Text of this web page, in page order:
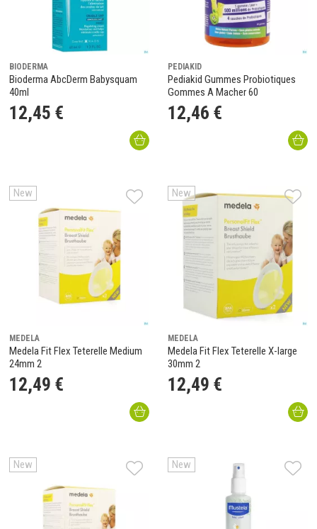
BIODERMA
Bioderma AbcDerm Babysquam
40ml
12,45 €
PEDIAKID
Pediakid Gummes Probiotiques
Gommes A Macher 60
12,46 €
New
MEDELA
Medela Fit Flex Teterelle Medium
24mm 2
12,49 €
New
MEDELA
Medela Fit Flex Teterelle X-large
30mm 2
12,49 €
New New